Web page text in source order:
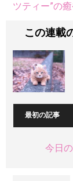
ツティー”の
この連載
最初の記事
今日